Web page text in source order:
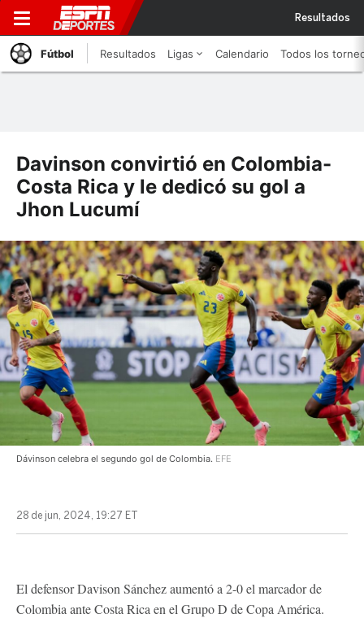
Resultados
Fútbol Resultados Ligas Calendario Todos los
Davinson convirtió en Colombia-
Costa Rica y le dedicó su gol a
Jhon Lucumí
Dávinson celebra el segundo gol de Colombia. EFE
28 de jun, 2024, 19:27 ET
El defensor Davison Sánchez aumentó a 2-0 el marcador de
Colombia ante Costa Rica en el Grupo D de Copa América.